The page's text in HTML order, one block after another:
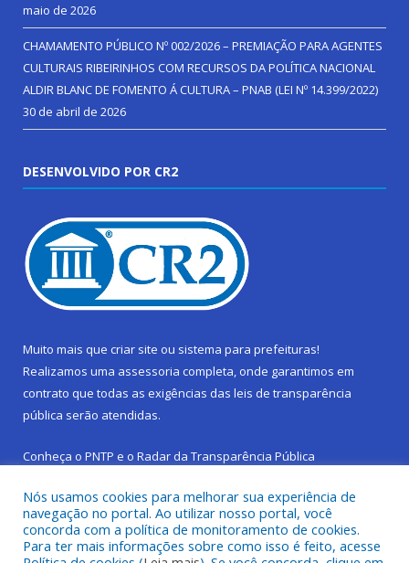
maio de 2026
CHAMAMENTO PÚBLICO Nº 002/2026 – PREMIAÇÃO PARA AGENTES
CULTURAIS RIBEIRINHOS COM RECURSOS DA POLÍTICA NACIONAL
ALDIR BLANC DE FOMENTO Á CULTURA – PNAB (LEI Nº 14.399/2022)
30 de abril de 2026
DESENVOLVIDO POR CR2
Muito mais que criar site ou sistema para prefeituras!
Realizamos uma assessoria completa, onde garantimos em
contrato que todas as exigências das leis de transparência
pública serão atendidas.
Conheça o PNTP e o Radar da Transparência Pública
Todos os direitos reservados a Prefeitura Municipal de São
Nós usamos cookies para melhorar sua experiência de
navegação no portal. Ao utilizar nosso portal, você
concorda com a política de monitoramento de cookies.
Para ter mais informações sobre como isso é feito, acesse